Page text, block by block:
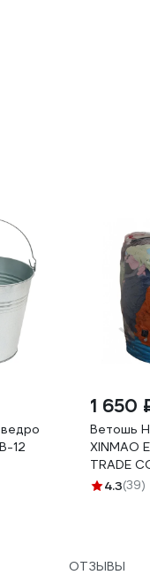
12
1 650
Ветошь
XINMAO
TRADE
цветной
4.3(39)
ОТЗЫВЫ